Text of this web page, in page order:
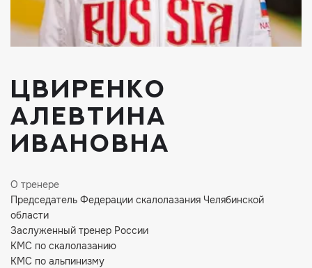
Цвиренко
Алевтина
Ивановна
О тренере
Председатель Федерации скалолазания Челябинской
области
Заслуженный тренер России
КМС по скалолазанию
КМС по альпинизму